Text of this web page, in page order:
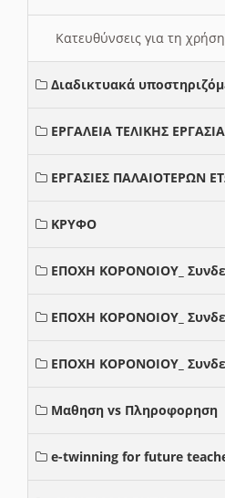
Κατευθύνσεις για τη
Διαδικτυακά
ΕΡΓΑΛΕΙΑ ΤΕΛΙΚΗΣ
ΕΡΓΑΣΙΕΣ ΠΑΛΑΙΟΤΕΡΩΝ
ΚΡΥΦΟ
ΕΠΟΧΗ ΚΟΡΟΝΟΙΟΥ_
ΕΠΟΧΗ ΚΟΡΟΝΟΙΟΥ_
ΕΠΟΧΗ ΚΟΡΟΝΟΙΟΥ_
Μαθηση vs Πληροφορηση
e-twinning for future